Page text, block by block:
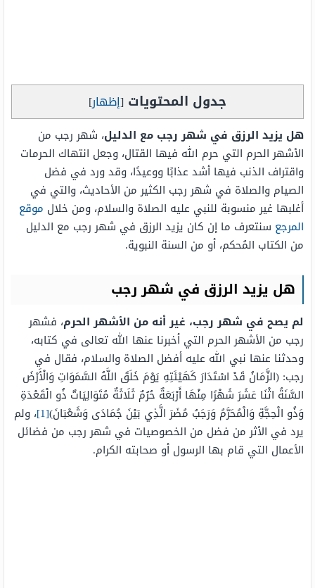
جدول المحتويات [إظهار]
هل يزيد الرزق في شهر رجب مع الدليل، شهر رجب من
الأشهر الحرم التي حرم الله فيها القتال، وجعل انتهاك الحرمات
واقتراف الذنب فيها أشد عذابًا ووعيدًا، وقد ورد في فضل
الصيام والصلاة في شهر رجب الكثير من الأحاديث، والتي في
أغلبها غير منسوبة للنبي عليه الصلاة والسلام، ومن خلال موقع
المرجع سنتعرف ما إن كان يزيد الرزق في شهر رجب مع الدليل
من الكتاب المُحكم، أو من السنة النبوية.
هل يزيد الرزق في شهر رجب
لم يصح في شهر رجب، غير أنه من الأشهر الحرم، فشهر
رجب من الأشهر الحرم التي أخبرنا عنها الله تعالى في كتابه،
وحدثنا عنها نبي الله عليه أفضل الصلاة والسلام، فقال في
رجب: (الزَّمَانُ قَدْ اسْتَدَارَ كَهَيْئَتِهِ يَوْمَ خَلَقَ اللَّهُ السَّمَوَاتِ وَالْأَرْضَ
السَّنَةُ اثْنَا عَشَرَ شَهْرًا مِنْهَا أَرْبَعَةٌ حُرُمٌ ثَلَاثَةٌ مُتَوَالِيَاتٌ ذُو الْقَعْدَةِ
وَذُو الْحِجَّةِ وَالْمُحَرَّمُ وَرَجَبُ مُضَرَ الَّذِي بَيْنَ جُمَادَى وَشَعْبَانَ)[1] ، ولم
يرد في الأثر من فضل من الخصوصيات في شهر رجب من فضائل
الأعمال التي قام بها الرسول أو صحابته الكرام.